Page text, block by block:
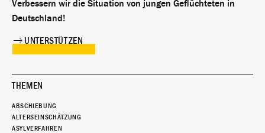
Verbessern wir die Situation von jungen Geflüchteten in
Deutschland!
UNTERSTÜTZEN
THEMEN
ABSCHIEBUNG
ALTERSEINSCHÄTZUNG
ASYLVERFAHREN